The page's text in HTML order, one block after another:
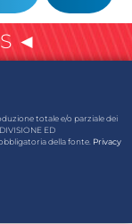
◄
totale e/o parziale dei
ED
della fonte. Privacy